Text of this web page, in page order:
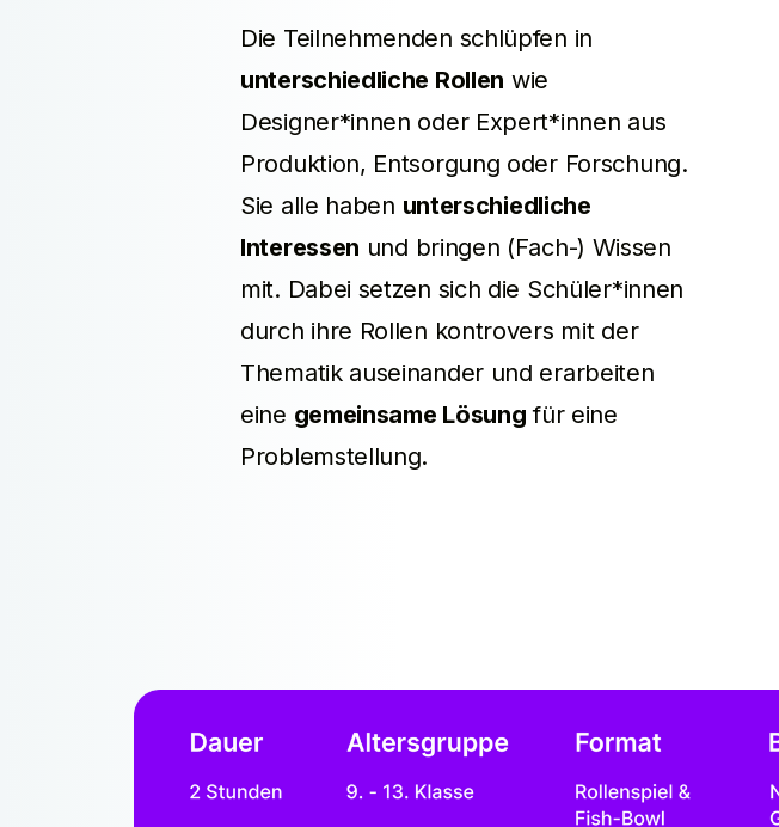
Die Teilnehmenden schlüpfen in
unterschiedliche Rollen wie
Designer*innen oder Expert*innen aus
Produktion, Entsorgung oder Forschung.
Sie alle haben unterschiedliche
Interessen und bringen (Fach-) Wissen
mit. Dabei setzen sich die Schüler*innen
durch ihre Rollen kontrovers mit der
Thematik auseinander und erarbeiten
eine gemeinsame Lösung für eine
Problemstellung.